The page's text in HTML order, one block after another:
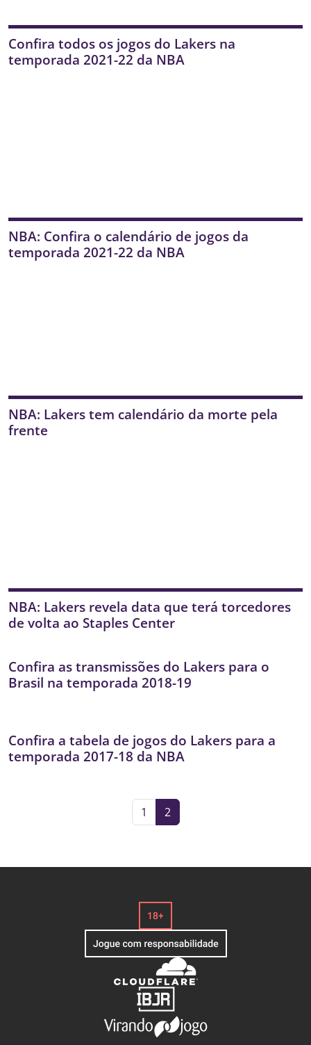
Confira todos os jogos do Lakers na
temporada 2021-22 da NBA
NBA: Confira o calendário de jogos da
temporada 2021-22 da NBA
NBA: Lakers tem calendário da morte pela
frente
NBA: Lakers revela data que terá torcedores
de volta ao Staples Center
Confira as transmissões do Lakers para o
Brasil na temporada 2018-19
Confira a tabela de jogos do Lakers para a
temporada 2017-18 da NBA
1 2